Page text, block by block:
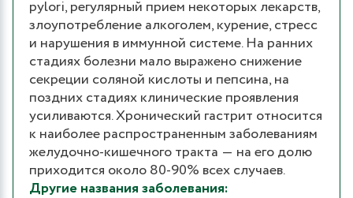
pylori, регулярный прием некоторых лекарств,
злоупотребление алкоголем, курение, стресс
и нарушения в иммунной системе. На ранних
стадиях болезни мало выражено снижение
секреции соляной кислоты и пепсина, на
поздних стадиях клинические проявления
усиливаются. Хронический гастрит относится
к наиболее распространенным заболеваниям
желудочно-кишечного тракта ― на его долю
приходится около 80-90% всех случаев.
Другие названия заболевания: